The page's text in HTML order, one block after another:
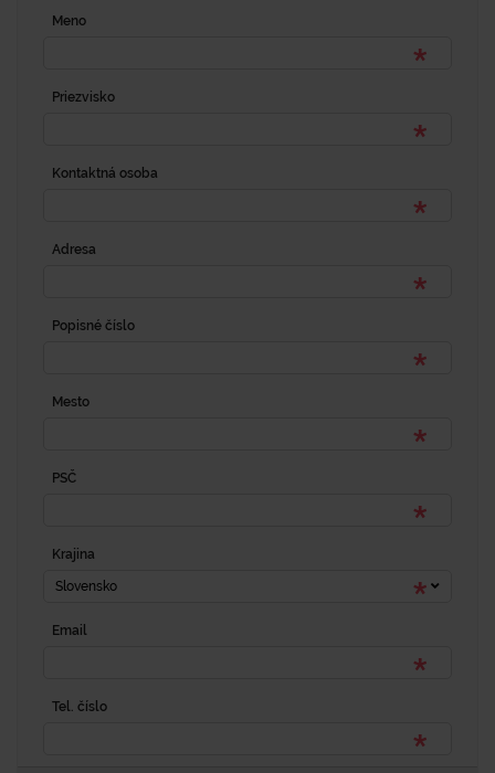
Meno
Priezvisko
Kontaktná osoba
Adresa
Popisné číslo
Mesto
PSČ
Krajina
Slovensko
Email
Tel. číslo